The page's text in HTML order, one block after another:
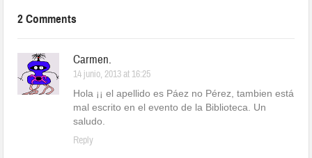
2 Comments
Carmen.
14 junio, 2013 at 16:25
Hola ¡¡ el apellido es Páez no Pérez, tambien está
mal escrito en el evento de la Biblioteca. Un
saludo.
Reply